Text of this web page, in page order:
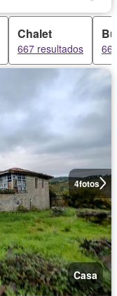
Chalet
667 resultados
4fotos
Casa